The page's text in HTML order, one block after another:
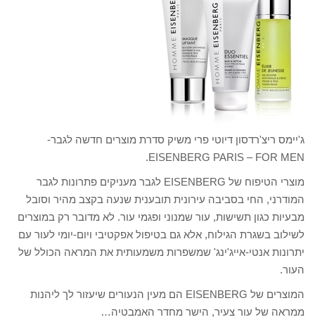
ג'יימס ריצ'רדסון דיוטי פרי משיק סדרת מוצרים חדשה לגבר-
EISENBERG PARIS – FOR MEN.
מוצרי הטיפוח של EISENBERG לגבר מעניקים פתרונות לגבר
המודרני, החי בסביבה עירונית תובענית שנעה בקצב מהיר וסובל
מבעיות כגון תשישות, עור שמנוני ופגמי עור. לא מדובר רק במוצרים
לשילוב בשגרת הגילוח, אלא גם בטיפול אפקטיבי ויום-יומי לעור עם
יתרונות אנטי-אייג'ינג' שמשפרות משמעותית את המראה הכולל של
העור.
המוצרים של EISENBERG הם מעין הנעורים שיעזור לך ליהנות
ממראה של עור צעיר, הישר מחדר האמבטיה…